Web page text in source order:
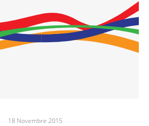
18 Novembre 2015